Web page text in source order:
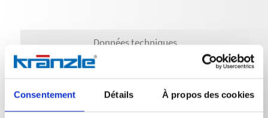
Consentement Détails À propos des cookies
Données techniques